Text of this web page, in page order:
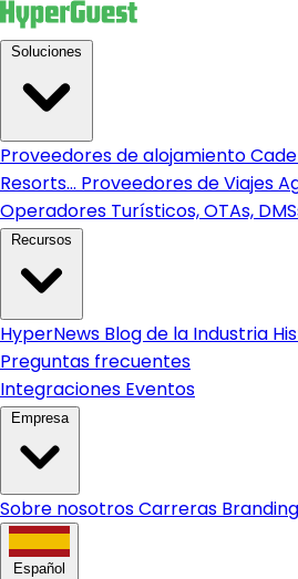
Proveedores de alojamiento
Resorts... Proveedores de Viajes
Operadores Turísticos, OTAs,
HyperNews Blog de la Industria
Preguntas frecuentes
Integraciones Eventos
Empresa
Sobre nosotrosCarreras Branding
Español